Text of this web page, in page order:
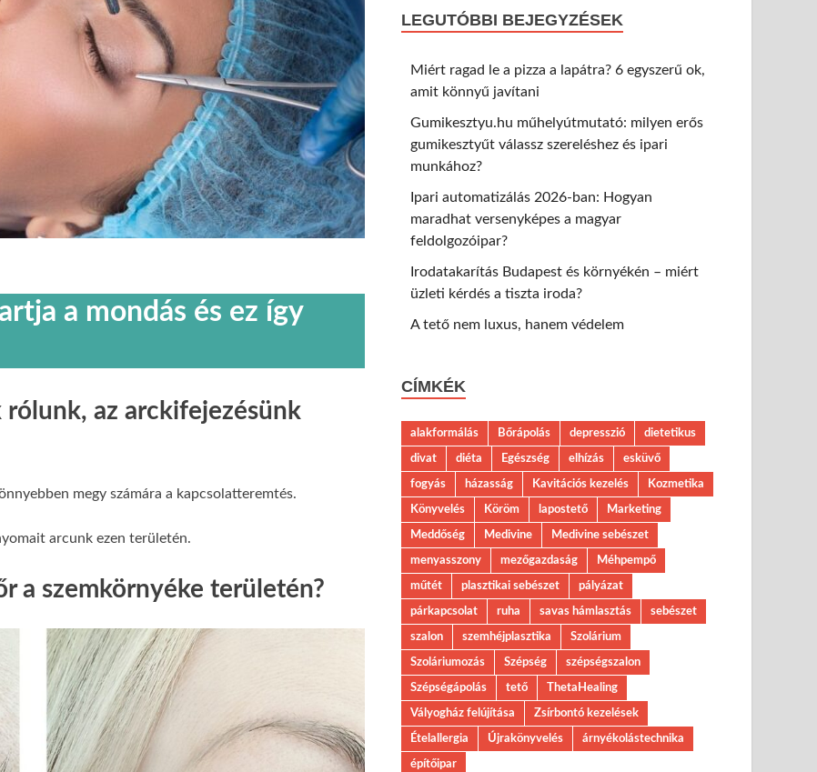
a mondás és ez így
az arckifejezésünk
megy számára a kapcsolatteremtés.
arcunk ezen területén.
a szemkörnyéke területén?
LEGUTÓBBI BEJEGYZÉSEK
Miért ragad le a pizza a lapátra? 6 egyszerű ok,
amit könnyű javítani
Gumikesztyu.hu műhelyútmutató: milyen erős
gumikesztyűt válassz szereléshez és ipari
munkához?
Ipari automatizálás 2026-ban: Hogyan
maradhat versenyképes a magyar
feldolgozóipar?
Irodatakarítás Budapest és környékén – miért
üzleti kérdés a tiszta iroda?
A tető nem luxus, hanem védelem
CÍMKÉK
alakformálás Bőrápolás depresszió
dietetikus
divat
diéta Egészség elhízás
esküvő
fogyás
házasság Kavitációs kezelés
Kozmetika
Könyvelés
Köröm lapostető
Marketing
Meddőség
Medivine
Medivine sebészet
menyasszony
mezőgazdaság
Méhpempő
műtét
plasztikai sebészet
pályázat
párkapcsolat
ruha savas hámlasztás
sebészet
szalon
szemhéjplasztika
Szolárium
Szoláriumozás
Szépség
szépségszalon
Szépségápolás
tető
ThetaHealing
Vályogház felújítása
Zsírbontó kezelések
Ételallergia
Újrakönyvelés
árnyékolástechnika
építőipar